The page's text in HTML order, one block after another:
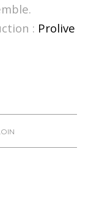
: Prolive